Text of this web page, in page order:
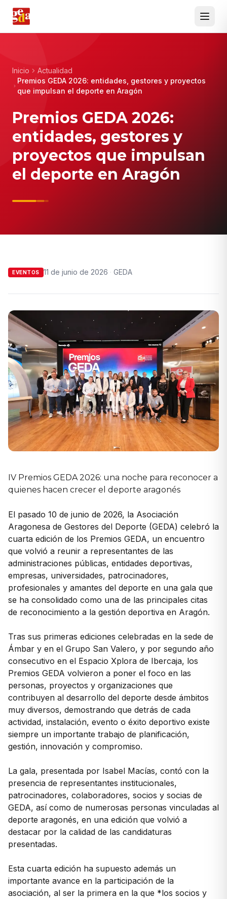
Inicio
Actualidad
Premios GEDA 2026: entidades, gestores y proyectos
que impulsan el deporte en Aragón
Premios GEDA 2026:
entidades, gestores y
proyectos que impulsan
el deporte en Aragón
EVENTOS 11 de junio de 2026 · GEDA
IV Premios GEDA 2026: una noche para reconocer a
quienes hacen crecer el deporte aragonés
El pasado 10 de junio de 2026, la Asociación
Aragonesa de Gestores del Deporte (GEDA) celebró la
cuarta edición de los Premios GEDA, un encuentro
que volvió a reunir a representantes de las
administraciones públicas, entidades deportivas,
empresas, universidades, patrocinadores,
profesionales y amantes del deporte en una gala que
se ha consolidado como una de las principales citas
de reconocimiento a la gestión deportiva en Aragón.
Tras sus primeras ediciones celebradas en la sede de
Ámbar y en el Grupo San Valero, y por segundo año
consecutivo en el Espacio Xplora de Ibercaja, los
Premios GEDA volvieron a poner el foco en las
personas, proyectos y organizaciones que
contribuyen al desarrollo del deporte desde ámbitos
muy diversos, demostrando que detrás de cada
actividad, instalación, evento o éxito deportivo existe
siempre un importante trabajo de planificación,
gestión, innovación y compromiso.
La gala, presentada por Isabel Macías, contó con la
presencia de representantes institucionales,
patrocinadores, colaboradores, socios y socias de
GEDA, así como de numerosas personas vinculadas al
deporte aragonés, en una edición que volvió a
destacar por la calidad de las candidaturas
presentadas.
Esta cuarta edición ha supuesto además un
importante avance en la participación de la
asociación, al ser la primera en la que *los socios y